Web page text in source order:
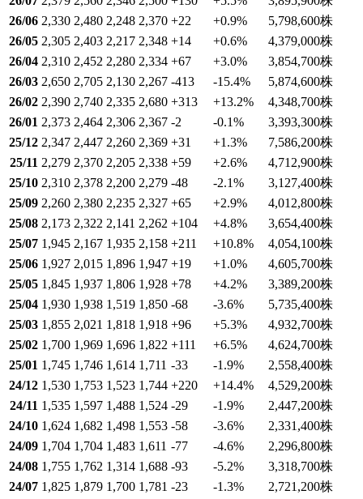
26/06 2,330 2,480 2,248 2,370 +22 +0.9% 5,798,600株
26/05 2,305 2,403 2,217 2,348 +14 +0.6% 4,379,000株
26/04 2,310 2,452 2,280 2,334 +67 +3.0% 3,854,700株
26/03 2,650 2,705 2,130 2,267 -413 -15.4% 5,874,600株
26/02 2,390 2,740 2,335 2,680 +313 +13.2% 4,348,700株
26/01 2,373 2,464 2,306 2,367 -2 -0.1% 3,393,300株
25/12 2,347 2,447 2,260 2,369 +31 +1.3% 7,586,200株
25/11 2,279 2,370 2,205 2,338 +59 +2.6% 4,712,900株
25/10 2,310 2,378 2,200 2,279 -48 -2.1% 3,127,400株
25/09 2,260 2,380 2,235 2,327 +65 +2.9% 4,012,800株
25/08 2,173 2,322 2,141 2,262 +104 +4.8% 3,654,400株
25/07 1,945 2,167 1,935 2,158 +211 +10.8% 4,054,100株
25/06 1,927 2,015 1,896 1,947 +19 +1.0% 4,605,700株
25/05 1,845 1,937 1,806 1,928 +78 +4.2% 3,389,200株
25/04 1,930 1,938 1,519 1,850 -68 -3.6% 5,735,400株
25/03 1,855 2,021 1,818 1,918 +96 +5.3% 4,932,700株
25/02 1,700 1,969 1,696 1,822 +111 +6.5% 4,624,700株
25/01 1,745 1,746 1,614 1,711 -33 -1.9% 2,558,400株
24/12 1,530 1,753 1,523 1,744 +220 +14.4% 4,529,200株
24/11 1,535 1,597 1,488 1,524 -29 -1.9% 2,447,200株
24/10 1,624 1,682 1,498 1,553 -58 -3.6% 2,331,400株
24/09 1,704 1,704 1,483 1,611 -77 -4.6% 2,296,800株
24/08 1,755 1,762 1,314 1,688 -93 -5.2% 3,318,700株
24/07 1,825 1,879 1,700 1,781 -23 -1.3% 2,721,200株